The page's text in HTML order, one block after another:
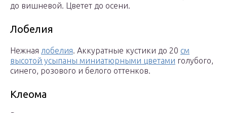
до вишневой. Цветет до осени.
Лобелия
Нежная лобелия. Аккуратные кустики до 20 см
высотой усыпаны миниатюрными цветами голубого,
синего, розового и белого оттенков.
Клеома